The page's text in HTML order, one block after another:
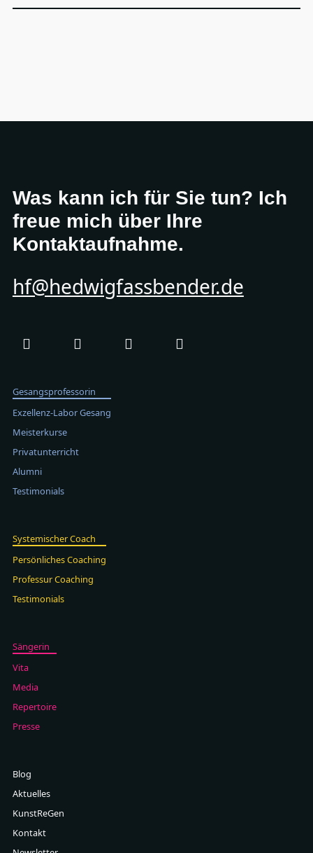
Was kann ich für Sie tun? Ich
freue mich über Ihre
Kontaktaufnahme.
hf@hedwigfassbender.de
Gesangsprofessorin
Exzellenz-Labor Gesang
Meisterkurse
Privatunterricht
Alumni
Testimonials
Systemischer Coach
Persönliches Coaching
Professur Coaching
Testimonials
Sängerin
Vita
Media
Repertoire
Presse
Blog
Aktuelles
KunstReGen
Kontakt